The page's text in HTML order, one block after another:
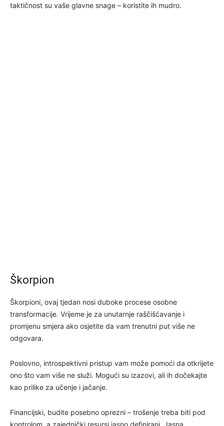
taktičnost su vaše glavne snage – koristite ih mudro.
Škorpion
Škorpioni, ovaj tjedan nosi duboke procese osobne
transformacije. Vrijeme je za unutarnje raščišćavanje i
promjenu smjera ako osjetite da vam trenutni put više ne
odgovara.
Poslovno, introspektivni pristup vam može pomoći da otkrijete
ono što vam više ne služi. Mogući su izazovi, ali ih dočekajte
kao prilike za učenje i jačanje.
Financijski, budite posebno oprezni – trošenje treba biti pod
kontrolom, a zajednički resursi jasno definirani. Jasna